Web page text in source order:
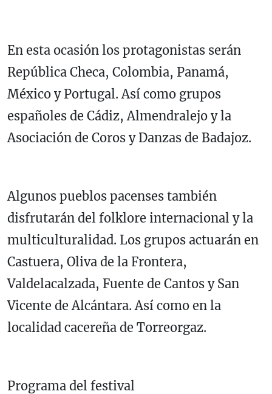
En esta ocasión los protagonistas serán
República Checa, Colombia, Panamá,
México y Portugal. Así como grupos
españoles de Cádiz, Almendralejo y la
Asociación de Coros y Danzas de Badajoz.
Algunos pueblos pacenses también
disfrutarán del folklore internacional y la
multiculturalidad. Los grupos actuarán en
Castuera, Oliva de la Frontera,
Valdelacalzada, Fuente de Cantos y San
Vicente de Alcántara. Así como en la
localidad cacereña de Torreorgaz.
Programa del festival